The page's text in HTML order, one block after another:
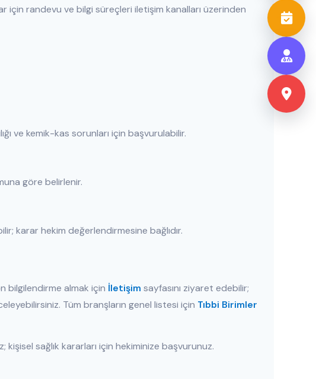
için randevu ve bilgi süreçleri iletişim kanalları üzerinden
ve kemik-kas sorunları için başvurulabilir.
göre belirlenir.
karar hekim değerlendirmesine bağlıdır.
bilgilendirme almak için İletişim sayfasını ziyaret edebilir;
Tüm branşların genel listesi için Tıbbi Birimler
sağlık kararları için hekiminize başvurunuz.